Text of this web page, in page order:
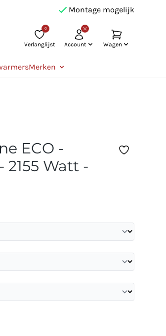
Montage mogelijk
0
Verlanglijst Account Wagen
Merken
ECO -
Watt -